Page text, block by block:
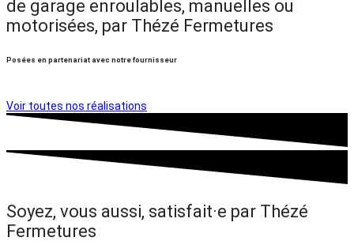
de garage enroulables, manuelles ou
motorisées, par Thézé Fermetures
Posées en partenariat avec notre fournisseur
Voir toutes nos réalisations
Soyez, vous aussi, satisfait·e par Thézé
Fermetures